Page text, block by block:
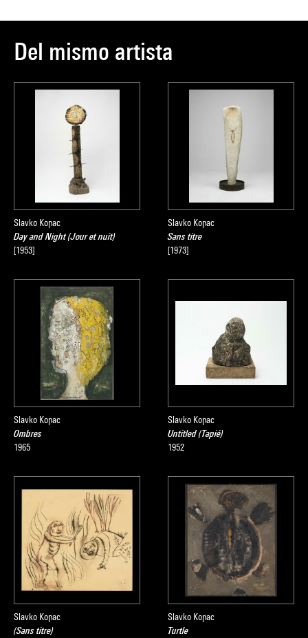
Del mismo artista
Slavko Kopac
Day and Night (Jour et nuit)
[1953]
Slavko Kopac
Sans titre
[1973]
Slavko Kopac
Ombres
1965
Slavko Kopac
Untitled (Tapié)
1952
Slavko Kopac
(Sans titre)
Slavko Kopac
Turtle